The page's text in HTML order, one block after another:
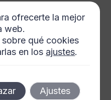
ha hecho que sea más
personas experimentar
continuarán
que se integren de
o avanzados
La integración de estos
ha permitido obtener
ofrecerte la mejor
web.
sobre qué cookies
en los ajustes.
Ajustes